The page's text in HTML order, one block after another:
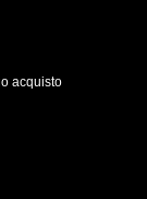
acquisto